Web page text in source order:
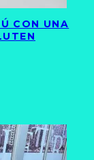
CON UNA